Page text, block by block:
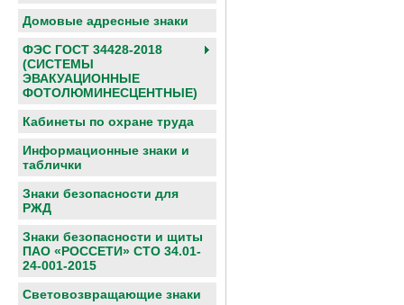
Домовые адресные знаки
ФЭС ГОСТ 34428-2018
(СИСТЕМЫ
ЭВАКУАЦИОННЫЕ
ФОТОЛЮМИНЕСЦЕНТНЫЕ)
Кабинеты по охране труда
Информационные знаки и
таблички
Знаки безопасности для
РЖД
Знаки безопасности и щиты
ПАО «РОССЕТИ» СТО 34.01-
24-001-2015
Световозвращающие знаки